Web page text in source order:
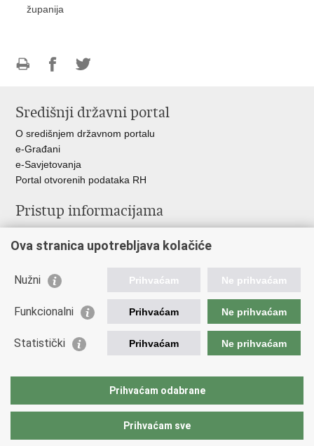
županija
FacebookuTwitteru
Središnji državni portal
O središnjem državnom portalu
e-Građani
e-Savjetovanja
Portal otvorenih podataka RH
Pristup informacijama
Pravo na pristup informacijama
Savjetovanje
Zapošljavanje
Odnosi s javnošću
Važne poveznice
Ministarstvo unutarnjih poslova
Ova stranica upotrebljava kolačiće
Nužni Prihvaćam Ne prihvaćam
Funkcionalni Prihvaćam Ne prihvaćam
Statistički Prihvaćam Ne prihvaćam
Prihvaćam odabrane
Prihvaćam sve